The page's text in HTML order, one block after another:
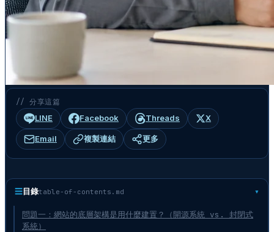
// 分享這篇
LINE Facebook Threads X
Email 複製連結 更多
☰目錄table-of-contents.md
問題一：網站的底層架構是用什麼建置？（開源系統 vs. 封閉式
系統）